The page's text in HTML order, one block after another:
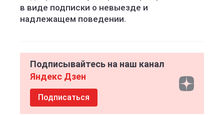
в виде подписки о невыезде и
надлежащем поведении.
Подписывайтесь на наш канал
Яндекс Дзен
Подписаться